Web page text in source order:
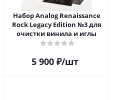
Набор Analog Renaissance
Rock Legacy Edition №3 для
очистки винила и иглы
5 900₽/шт